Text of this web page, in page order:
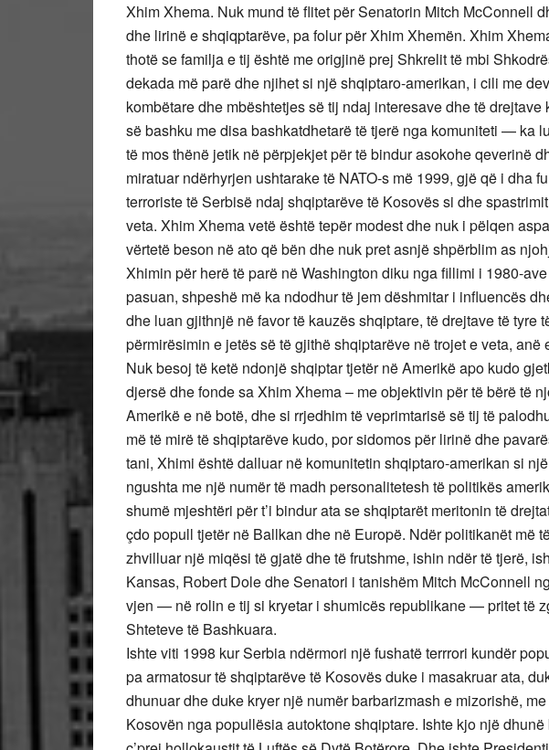
Xhim Xhema. Nuk mund të flitet për Senatorin Mitch McConnell
dhe lirinë e shqiqptarëve, pa folur për Xhim Xhemën. Xhim
thotë se familja e tij është me origjinë prej Shkrelit të mbi
dekada më parë dhe njihet si një shqiptaro-amerikan, i cili me
kombëtare dhe mbështetjes së tij ndaj interesave dhe të
së bashku me disa bashkatdhetarë të tjerë nga komuniteti — ka
të mos thënë jetik në përpjekjet për të bindur asokohe qeverinë
miratuar ndërhyrjen ushtarake të NATO-s më 1999, gjë që i dha
terroriste të Serbisë ndaj shqiptarëve të Kosovës si dhe
veta. Xhim Xhema vetë është tepër modest dhe nuk i pëlqen
vërtetë beson në ato që bën dhe nuk pret asnjë shpërblim as
Xhimin për herë të parë në Washington diku nga fillimi i 1980-
pasuan, shpeshë më ka ndodhur të jem dëshmitar i influencës
dhe luan gjithnjë në favor të kauzës shqiptare, të drejtave të tyre
përmirësimin e jetës së të gjithë shqiptarëve në trojet e veta, anë
Nuk besoj të ketë ndonjë shqiptar tjetër në Amerikë apo kudo
djersë dhe fonde sa Xhim Xhema – me objektivin për të bërë të
Amerikë e në botë, dhe si rrjedhim të veprimtarisë së tij të
më të mirë të shqiptarëve kudo, por sidomos për lirinë dhe
tani, Xhimi është dalluar në komunitetin shqiptaro-amerikan si
ngushta me një numër të madh personalitetesh të politikës
shumë mjeshtëri për t’i bindur ata se shqiptarët meritonin të
çdo popull tjetër në Ballkan dhe në Europë. Ndër politikanët më
zhvilluar një miqësi të gjatë dhe të frutshme, ishin ndër të tjerë,
Kansas, Robert Dole dhe Senatori i tanishëm Mitch McConnell
vjen — në rolin e tij si kryetar i shumicës republikane — pritet të
Shteteve të Bashkuara.
Ishte viti 1998 kur Serbia ndërmori një fushatë terrrori kundër
pa armatosur të shqiptarëve të Kosovës duke i masakruar ata,
dhunuar dhe duke kryer një numër barbarizmash e mizorishë,
Kosovën nga popullësia autoktone shqiptare. Ishte kjo një